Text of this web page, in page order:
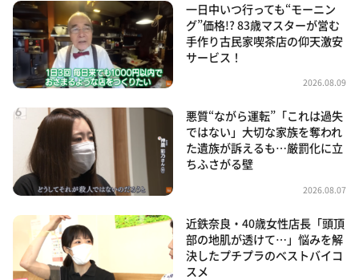
一日中いつ行っても“モーニン
グ”価格!? 83歳マスターが営む
手作り古民家喫茶店の仰天激安
サービス！
2026.08.09
悪質“ながら運転”「これは過失
ではない」大切な家族を奪われ
た遺族が訴えるも…厳罰化に立
ちふさがる壁
2026.08.07
近鉄奈良・40歳女性店長「頭頂
部の地肌が透けて…」悩みを解
決したプチプラのベストバイコ
スメ